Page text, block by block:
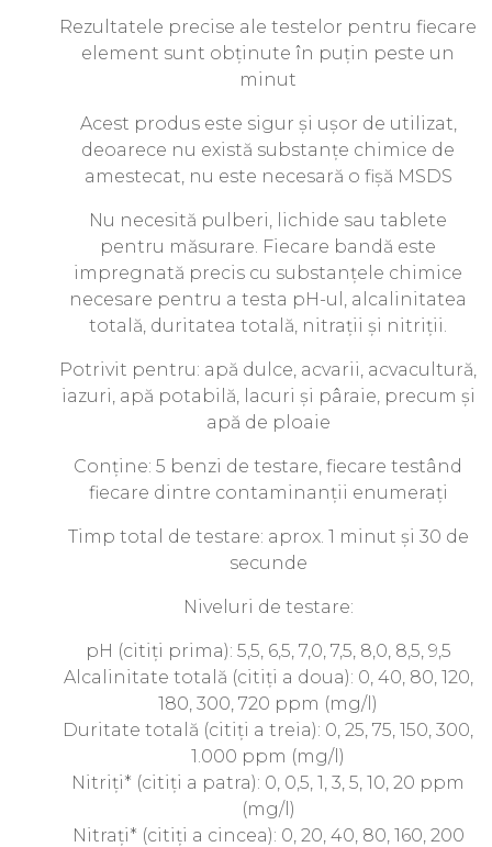
Rezultatele precise ale testelor pentru fiecare
element sunt obținute în puțin peste un
minut
Acest produs este sigur și ușor de utilizat,
deoarece nu există substanțe chimice de
amestecat, nu este necesară o fișă MSDS
Nu necesită pulberi, lichide sau tablete
pentru măsurare. Fiecare bandă este
impregnată precis cu substanțele chimice
necesare pentru a testa pH-ul, alcalinitatea
totală, duritatea totală, nitrații și nitriții.
Potrivit pentru: apă dulce, acvarii, acvacultură,
iazuri, apă potabilă, lacuri și pâraie, precum și
apă de ploaie
Conține: 5 benzi de testare, fiecare testând
fiecare dintre contaminanții enumerați
Timp total de testare: aprox. 1 minut și 30 de
secunde
Niveluri de testare:
pH (citiți prima): 5,5, 6,5, 7,0, 7,5, 8,0, 8,5, 9,5
Alcalinitate totală (citiți a doua): 0, 40, 80, 120,
180, 300, 720 ppm (mg/l)
Duritate totală (citiți a treia): 0, 25, 75, 150, 300,
1.000 ppm (mg/l)
Nitriți* (citiți a patra): 0, 0,5, 1, 3, 5, 10, 20 ppm
(mg/l)
Nitrați* (citiți a cincea): 0, 20, 40, 80, 160, 200